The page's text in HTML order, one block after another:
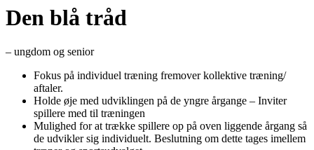
Den blå tråd
– ungdom og senior
Fokus på individuel træning fremover kollektive træning/
aftaler.
Holde øje med udviklingen på de yngre årgange – Inviter
spillere med til træningen
Mulighed for at trække spillere op på oven liggende årgang så
de udvikler sig individuelt. Beslutning om dette tages imellem